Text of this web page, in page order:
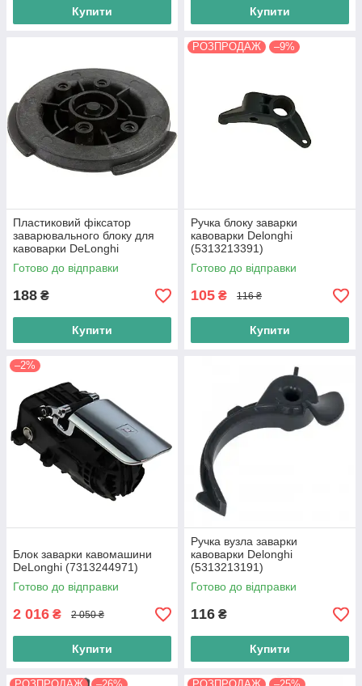
Купити Купити
Пластиковий фіксатор
заварювального блоку для
кавоварки DeLonghi
(5313222311) Оригінал
Готово до відправки
188 ₴
Купити
РОЗПРОДАЖ –9%
Ручка блоку заварки
кавоварки Delonghi
(5313213391)
Готово до відправки
105 ₴ 116 ₴
Купити
–2%
Блок заварки кавомашини
DeLonghi (7313244971)
Готово до відправки
2 016 ₴ 2 050 ₴
Купити
Ручка вузла заварки
кавоварки Delonghi
(5313213191)
Готово до відправки
116 ₴
Купити